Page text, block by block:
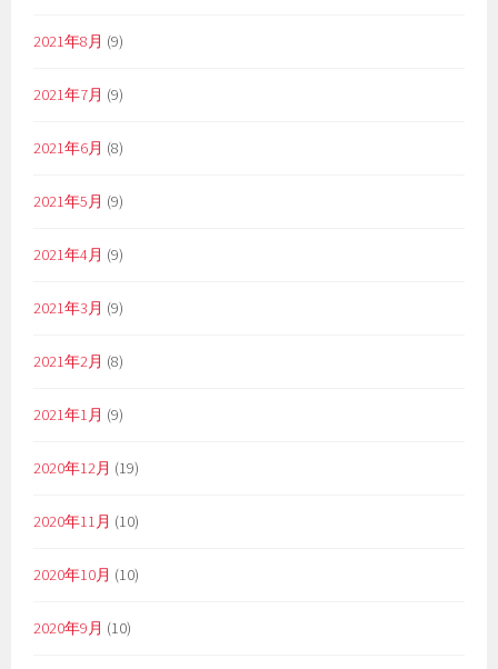
2021年8月 (9)
2021年7月 (9)
2021年6月 (8)
2021年5月 (9)
2021年4月 (9)
2021年3月 (9)
2021年2月 (8)
2021年1月 (9)
2020年12月 (19)
2020年11月 (10)
2020年10月 (10)
2020年9月 (10)